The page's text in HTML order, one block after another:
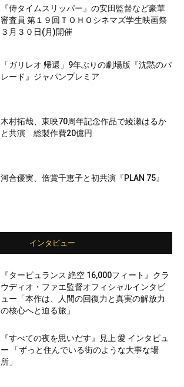
『侍タイムスリッパー』の安田監督など豪華
審査員 第１９回ＴＯＨＯシネマズ学生映画祭
３月３０日(月)開催
「ガリレオ 帰還」9年ぶりの劇場版『沈黙のパ
レード』ジャパンプレミア
木村拓哉、東映70周年記念作品で綾瀬はるか
と共演 総製作費20億円
河合優実、倍賞千恵子と初共演『PLAN 75』
インタビュー
『タービュランス 絶空 16,000フィート』クラ
ウディオ・ファエ監督オフィシャルインタビ
ュー「本作は、人間の回復力と真実の解放力
の核心へと迫る旅」
『すべての夜を思いだす』見上 愛 インタビュ
ー 「ずっと住んでいる街のような大事な場
所」